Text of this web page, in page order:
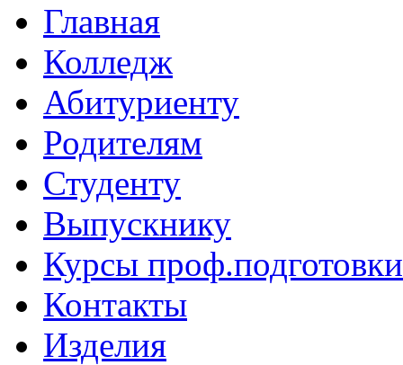
Главная
Колледж
Абитуриенту
Родителям
Студенту
Выпускнику
Курсы проф.подготовки
Контакты
Изделия